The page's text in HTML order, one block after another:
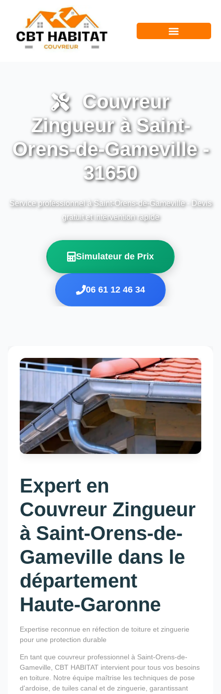
Couvreur
Zingueur à Saint-
Orens-de-Gameville -
31650
Service professionnel à Saint-Orens-de-Gameville - Devis
gratuit et intervention rapide
Simulateur de Prix
06 61 12 46 34
Expert en
Couvreur Zingueur
à Saint-Orens-de-
Gameville dans le
département
Haute-Garonne
Expertise reconnue en réfection de toiture et zinguerie
pour une protection durable
En tant que couvreur professionnel à Saint-Orens-de-
Gameville, CBT HABITAT intervient pour tous vos besoins
en toiture. Notre équipe maîtrise les techniques de pose
d'ardoise, de tuiles canal et de zinguerie, garantissant